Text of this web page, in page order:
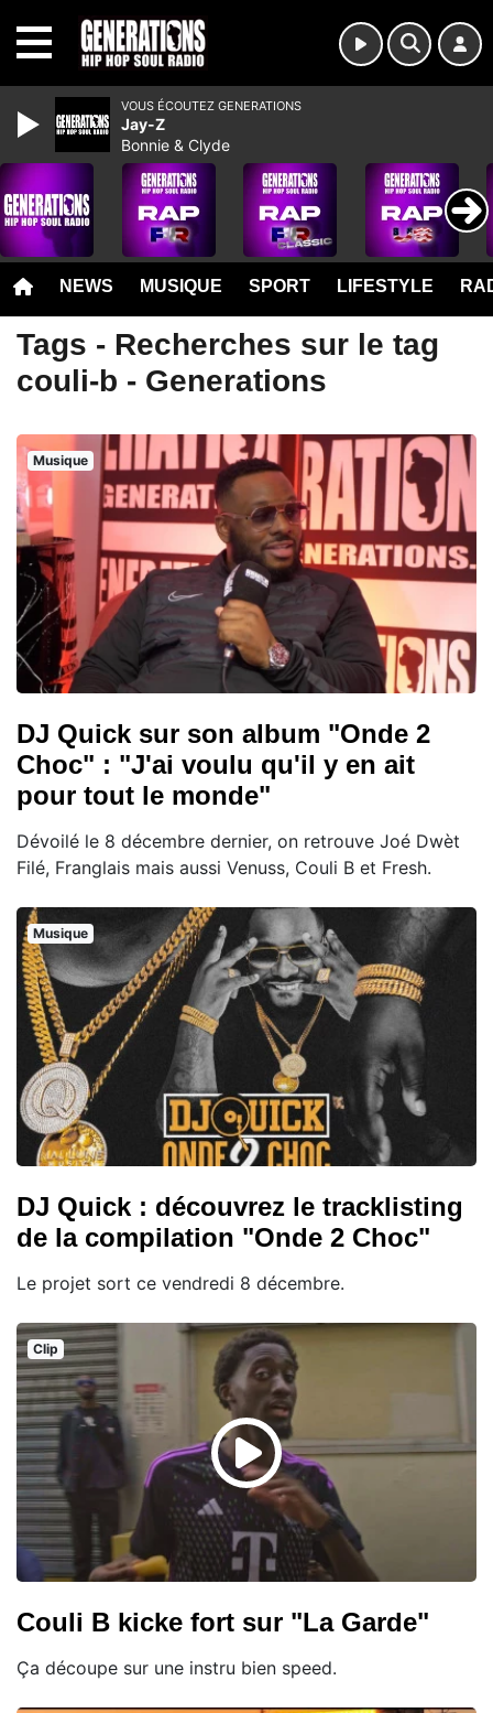
NEWS MUSIQUE SPORT LIFESTYLE
Tags - Recherches sur le tag
couli-b - Generations
Musique
DJ Quick sur son album "Onde 2
Choc" : "J'ai voulu qu'il y en ait
pour tout le monde"
Dévoilé le 8 décembre dernier, on retrouve Joé Dwèt
Filé, Franglais mais aussi Venuss, Couli B et Fresh.
Musique
DJ Quick : découvrez le tracklisting
de la compilation "Onde 2 Choc"
Le projet sort ce vendredi 8 décembre.
Clip
Couli B kicke fort sur "La Garde"
Ça découpe sur une instru bien speed.
VOUS ÉCOUTEZ GENERATIONS
Jay-Z
Bonnie & Clyde